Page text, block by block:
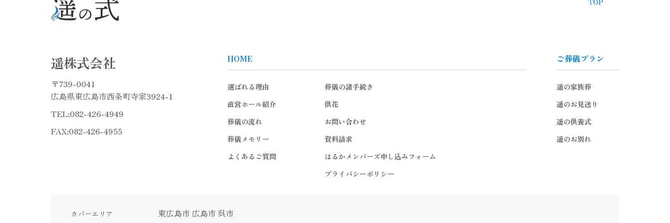
遥株式会社
〒739-0041
広島県東広島市西条町寺家3924-1
TEL:082-426-4949
FAX:082-426-4955
HOME
選ばれる理由
直営ホール紹介
葬儀の流れ
葬儀メモリー
よくあるご質問
葬儀の諸手続き
供花
お問い合わせ
資料請求
はるかメンバーズ申し込みフォーム
プライバシーポリシー
ご葬儀プラン
遥の家族葬
遥のお見送り
遥の供養式
遥のお別れ
カバーエリア 東広島市 広島市 呉市